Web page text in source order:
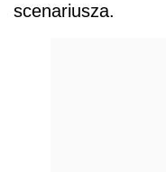
scenariusza.